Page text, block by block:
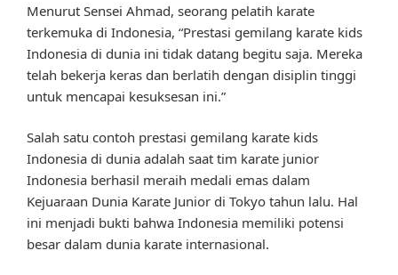
Menurut Sensei Ahmad, seorang pelatih karate
terkemuka di Indonesia, “Prestasi gemilang karate kids
Indonesia di dunia ini tidak datang begitu saja. Mereka
telah bekerja keras dan berlatih dengan disiplin tinggi
untuk mencapai kesuksesan ini.”
Salah satu contoh prestasi gemilang karate kids
Indonesia di dunia adalah saat tim karate junior
Indonesia berhasil meraih medali emas dalam
Kejuaraan Dunia Karate Junior di Tokyo tahun lalu. Hal
ini menjadi bukti bahwa Indonesia memiliki potensi
besar dalam dunia karate internasional.